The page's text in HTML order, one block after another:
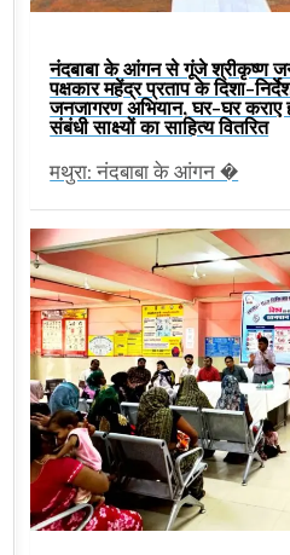
नंदबाबा के आंगन से गूंजे श्रीकृष्ण
पक्षकार महेंद्र प्रताप के दिशा-
जनजागरण अभियान, घर-घर कराए
संबंधी साक्ष्यों का साहित्य वितरित
मथुरा: नंदबाबा के आंगन �